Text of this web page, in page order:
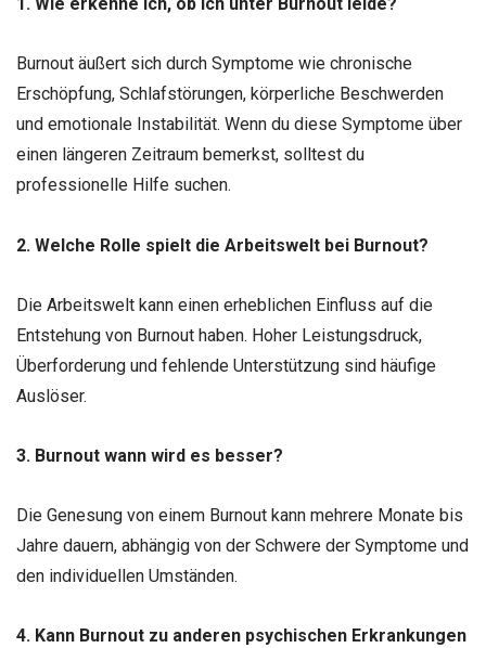
Burnout äußert sich durch Symptome wie chronische
Erschöpfung, Schlafstörungen, körperliche Beschwerden
und emotionale Instabilität. Wenn du diese Symptome über
einen längeren Zeitraum bemerkst, solltest du
professionelle Hilfe suchen.
2. Welche Rolle spielt die Arbeitswelt bei Burnout?
Die Arbeitswelt kann einen erheblichen Einfluss auf die
Entstehung von Burnout haben. Hoher Leistungsdruck,
Überforderung und fehlende Unterstützung sind häufige
Auslöser.
3. Burnout wann wird es besser?
Die Genesung von einem Burnout kann mehrere Monate bis
Jahre dauern, abhängig von der Schwere der Symptome und
den individuellen Umständen.
4. Kann Burnout zu anderen psychischen Erkrankungen